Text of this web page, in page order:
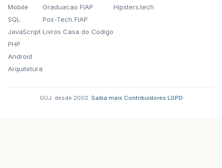
Mobile
SQL
JavaScript
PHP
Android
Arquitetura
Graduacao FIAP
Pos-Tech FIAP
Livros Casa do Codigo
Hipsters.tech
GUJ: desde 2002. Saiba mais Contribuidores LGPD